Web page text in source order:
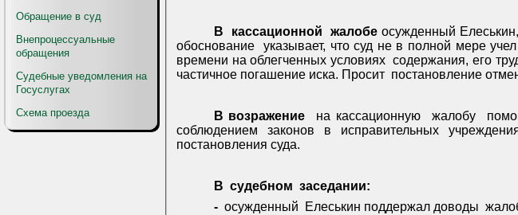
Обращение в суд
Внепроцессуальные
обращения
Судебные уведомления на
Госуслугах
Схема проезда
В кассационной жалобе осужденный
обоснование
указывает, что суд не в полной мере
времени на облегченных условиях содержания, его
частичное погашение иска. Просит постановление
В возражение на кассационную жалобу
соблюдением
законов в исправительных
постановления суда.
В судебном заседании:
- осужденный Елеськин поддержал доводы